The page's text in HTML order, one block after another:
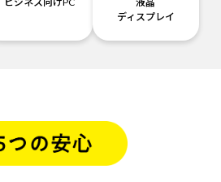
ディスプレイ